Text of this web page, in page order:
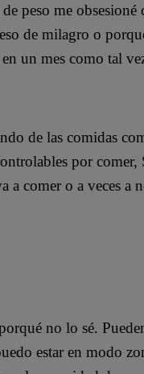
peso me
de milagro o
un mes como tal
de las comidas
por
a comer o a veces
no lo sé.
estar en modo